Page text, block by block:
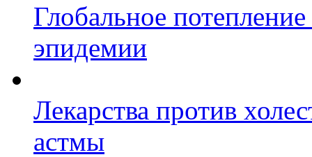
Глобальное
эпидемии
Лекарства против
астмы